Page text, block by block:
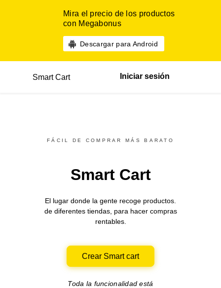
Mira el precio de los productos
con Megabonus
Descargar para Android
Smart Cart Iniciar sesión
FÁCIL DE COMPRAR MÁS BARATO
Smart Cart
El lugar donde la gente recoge productos.
de diferentestiendas, para hacer compras
rentables.
Crear Smart cart
Toda la funcionalidad está